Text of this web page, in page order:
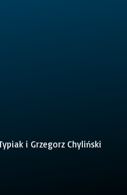
i Grzegorz Chyliński